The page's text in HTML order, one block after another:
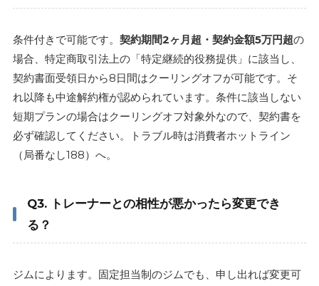
条件付きで可能です。 契約期間2ヶ月超・契約金額5万円超の
場合、特定商取引法上の「特定継続的役務提供」に該当し、
契約書面受領日から8日間はクーリングオフが可能です。そ
れ以降も中途解約権が認められています。条件に該当しない
短期プランの場合はクーリングオフ対象外なので、契約書を
必ず確認してください。トラブル時は消費者ホットライン
（局番なし188）へ。
Q3. トレーナーとの相性が悪かったら変更でき
る？
ジムによります。固定担当制のジムでも、申し出れば変更可